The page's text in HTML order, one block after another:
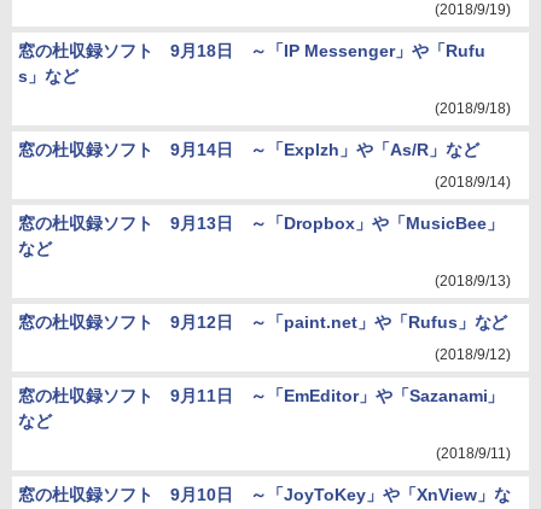
(2018/9/19)
窓の杜収録ソフト 9月18日 ～「IP Messenger」や「Rufu
s」など
(2018/9/18)
窓の杜収録ソフト 9月14日 ～「Explzh」や「As/R」など
(2018/9/14)
窓の杜収録ソフト 9月13日 ～「Dropbox」や「MusicBee」
など
(2018/9/13)
窓の杜収録ソフト 9月12日 ～「paint.net」や「Rufus」など
(2018/9/12)
窓の杜収録ソフト 9月11日 ～「EmEditor」や「Sazanami」
など
(2018/9/11)
窓の杜収録ソフト 9月10日 ～「JoyToKey」や「XnView」な